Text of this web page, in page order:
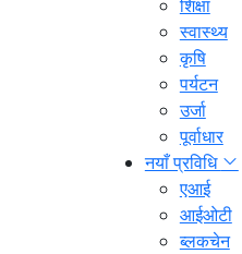
शिक्षा
स्वास्थ्य
कृषि
पर्यटन
उर्जा
पूर्वाधार
नयाँ प्रविधि
एआई
आईओटी
ब्लकचेन